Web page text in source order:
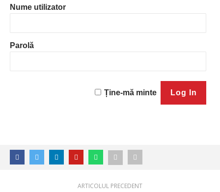
Noua conexiune ferry Batumi–Constanța susține
Negre
Redacția
Nume utilizator
Parolă
Ține-mă minte
ARTICOLUL PRECEDENT